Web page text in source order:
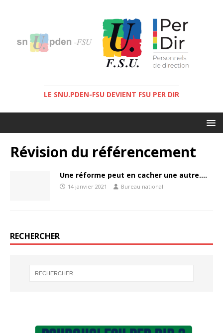
LE SNU.PDEN-FSU DEVIENT FSU PER DIR
Révision du référencement
Une réforme peut en cacher une autre….
14 janvier 2021 Bureau national
RECHERCHER